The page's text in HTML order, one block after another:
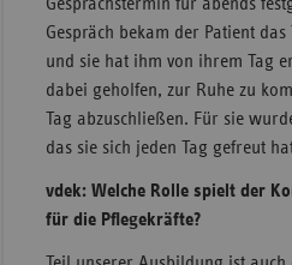
Gespräch bekam der Patient
und sie hat ihm von ihrem Tag
dabei geholfen, zur Ruhe zu
Tag abzuschließen. Für sie
das sie sich jeden Tag gefreut
vdek: Welche Rolle spielt der
für die Pflegekräfte?